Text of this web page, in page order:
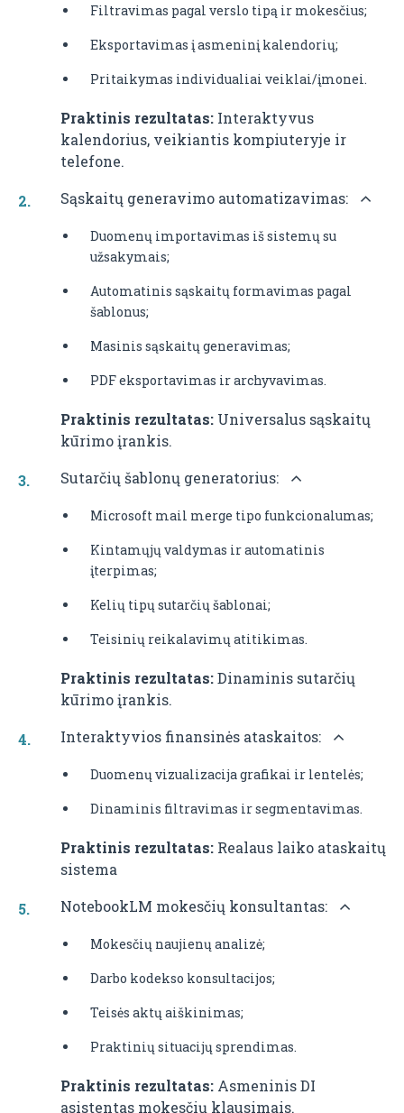
Filtravimas pagal verslo tipą ir mokesčius;
Eksportavimas į asmeninį kalendorių;
Pritaikymas individualiai veiklai/įmonei.
Praktinis rezultatas: Interaktyvus
kalendorius, veikiantis kompiuteryje ir
telefone.
Sąskaitų generavimo automatizavimas:
Duomenų importavimas iš sistemų su
užsakymais;
Automatinis sąskaitų formavimas pagal
šablonus;
Masinis sąskaitų generavimas;
PDF eksportavimas ir archyvavimas.
Praktinis rezultatas: Universalus sąskaitų
kūrimo įrankis.
Sutarčių šablonų generatorius:
Microsoft mail merge tipo funkcionalumas;
Kintamųjų valdymas ir automatinis
įterpimas;
Kelių tipų sutarčių šablonai;
Teisinių reikalavimų atitikimas.
Praktinis rezultatas:Dinaminis sutarčių
kūrimo įrankis.
Interaktyvios finansinės ataskaitos:
Duomenų vizualizacija grafikai ir lentelės;
Dinaminis filtravimas ir segmentavimas.
Praktinis rezultatas: Realaus laiko ataskaitų
sistema
NotebookLM mokesčių konsultantas:
Mokesčių naujienų analizė;
Darbo kodekso konsultacijos;
Teisės aktų aiškinimas;
Praktinių situacijų sprendimas.
Praktinis rezultatas: Asmeninis DI
asistentas mokesčių klausimais.